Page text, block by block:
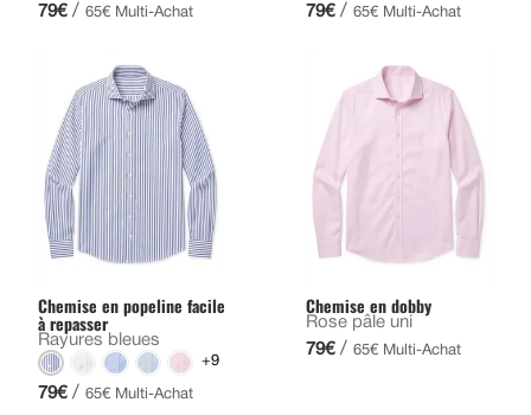
79€ / 65€ Multi-Achat 79€ / 65€ Multi-Achat
Chemise en popeline facile
à repasser
Rayures bleues
+9
79€ / 65€ Multi-Achat
Chemise en dobby
Rose pâle uni
79€ / 65€ Multi-Achat